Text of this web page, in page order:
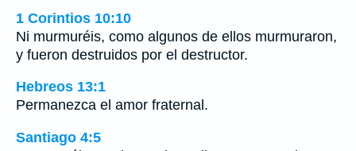
1 Corintios 10:10
Ni murmuréis, como algunos de ellos murmuraron,
y fueron destruidos por el destructor.
Hebreos 13:1
Permanezca el amor fraternal.
Santiago 4:5